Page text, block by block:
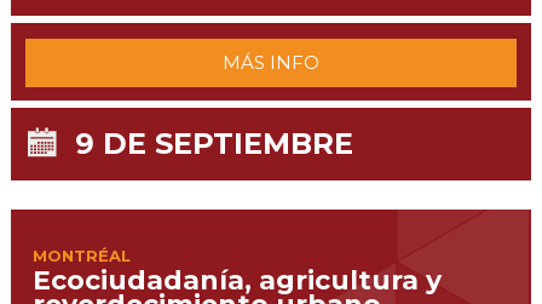
MÁS INFO
9 DE SEPTIEMBRE
MONTRÉAL
Ecociudadanía, agricultura y